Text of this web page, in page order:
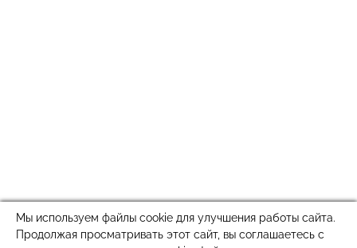
Мы используем файлы cookie для улучшения работы сайта.
Продолжая просматривать этот сайт, вы соглашаетесь с